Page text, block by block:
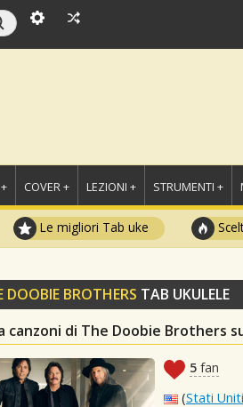
COVER + LEZIONI + STRUMENTI +
Le migliori Tab uke
DOOBIE BROTHERS TAB UKULELE
canzoni di The Doobie Brothers
5 fan
(Stati Uniti